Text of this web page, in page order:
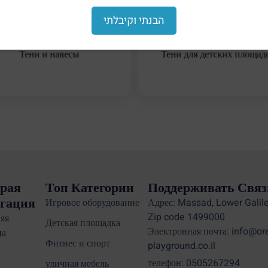
Тени и навесы Тени для детских
Топ Категории
Игровое оборудование
Детская площадка
Фитнес и спорт
уличная мебель
Поддерживать
Адрес: Massad, Lower
Zip code 1499000
Электронная почта:
playground.co.il
телефон: 0505267294
הבנתי וקיבלתי